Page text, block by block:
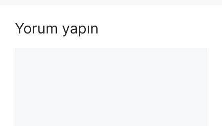
Yorum yapın